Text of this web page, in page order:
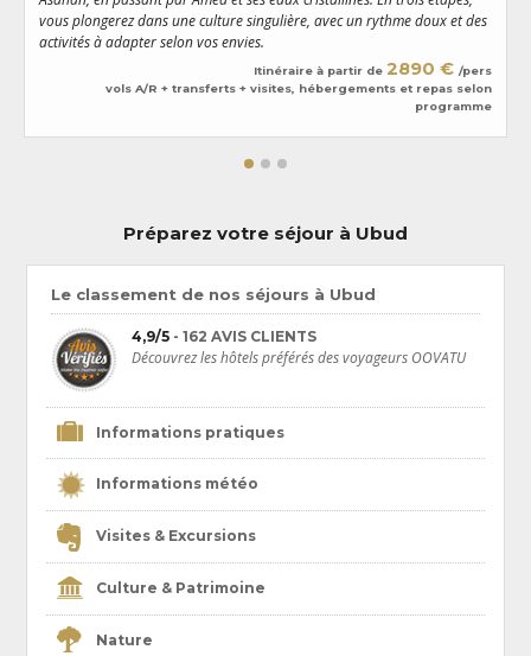
traditionnels exécutent des danses envoûtantes nommées Legong,
Barong ou encoreKecak.
vous plongerez dans une culture singulière, avec un rythme doux et des
activités à adapter selon vos envies.
Itinéraire à partir de 2890 € /pers
vols A/R + transferts + visites, hébergements et repas selon
programme
Préparez votre séjour à Ubud
Le classement de nos séjours à Ubud
4,9/5 - 162 AVIS CLIENTS
Découvrez les hôtels préférés des voyageurs OOVATU
Informations pratiques
Informations météo
Visites & Excursions
Culture & Patrimoine
Nature